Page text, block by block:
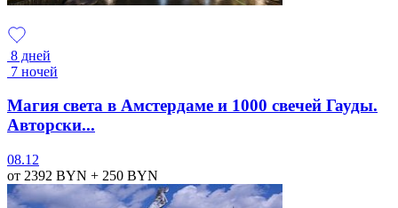
8 дней
7 ночей
Магия света в Амстердаме и 1000 свечей Гауды.
Авторски...
08.12
от 2392 BYN + 250 BYN